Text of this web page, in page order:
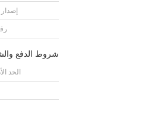
شروط الدفع
الحد